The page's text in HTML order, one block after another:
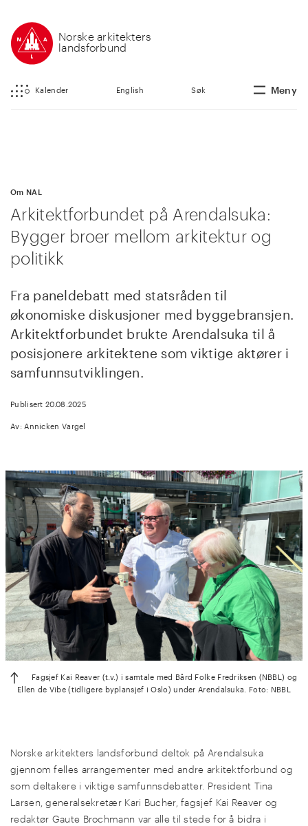
Norske arkitekters
landsforbund
Kalender English Søk Meny
Om NAL
Arkitektforbundet på Arendalsuka:
Bygger broer mellom arkitektur og
politikk
Fra paneldebatt med statsråden til
økonomiske diskusjoner med byggebransjen.
Arkitektforbundet brukte Arendalsuka til å
posisjonere arkitektene som viktige aktører i
samfunnsutviklingen.
Publisert 20.08.2025
Av: Annicken Vargel
Fagsjef Kai Reaver (t.v.) i samtale med Bård Folke Fredriksen (NBBL) og
Ellen de Vibe (tidligere byplansjef i Oslo) under Arendalsuka. Foto: NBBL
Norske arkitekters landsforbund deltok på Arendalsuka
gjennom felles arrangementer med andre arkitektforbund og
som deltakere i viktige samfunnsdebatter. President Tina
Larsen, generalsekretær Kari Bucher, fagsjef Kai Reaver og
redaktør Gaute Brochmann var alle til stede for å bidra i